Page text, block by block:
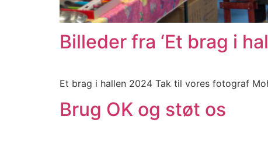
Billeder fra ‘Et brag i
Et brag i hallen 2024 Tak til vores fotograf
Brug OK og støt os